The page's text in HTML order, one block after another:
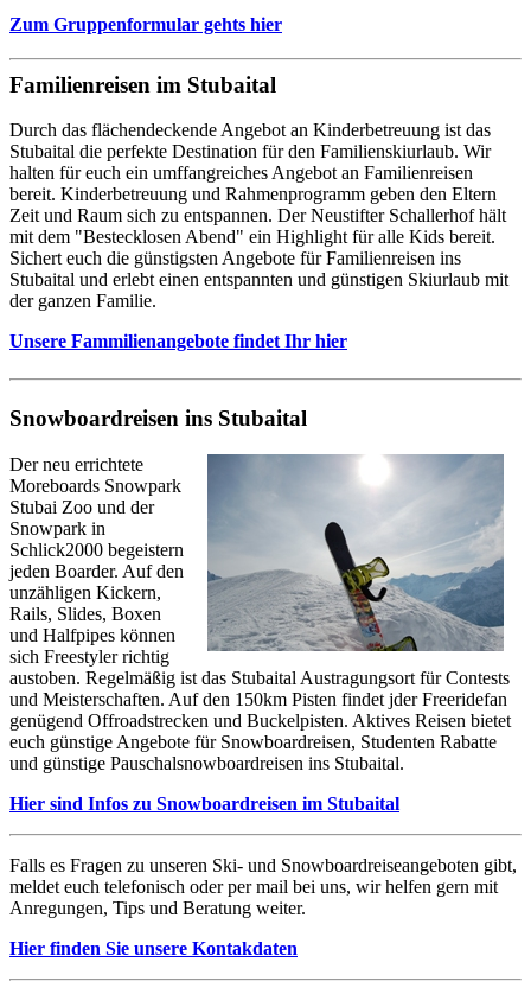
Zum Gruppenformular gehts hier
Familienreisen im Stubaital
Durch das flächendeckende Angebot an Kinderbetreuung ist das
Stubaital die perfekte Destination für den Familienskiurlaub. Wir
halten für euch ein umffangreiches Angebot an Familienreisen
bereit. Kinderbetreuung und Rahmenprogramm geben den Eltern
Zeit und Raum sich zu entspannen. Der Neustifter Schallerhof hält
mit dem "Bestecklosen Abend" ein Highlight für alle Kids bereit.
Sichert euch die günstigsten Angebote für Familienreisen ins
Stubaital und erlebt einen entspannten und günstigen Skiurlaub mit
der ganzen Familie.
Unsere Fammilienangebote findet Ihr hier
Snowboardreisen ins Stubaital
Der neu errichtete
Moreboards Snowpark
Stubai Zoo und der
Snowpark in
Schlick2000 begeistern
jeden Boarder. Auf den
unzähligen Kickern,
Rails, Slides, Boxen
und Halfpipes können
sich Freestyler richtig
austoben. Regelmäßig ist das Stubaital Austragungsort für Contests
und Meisterschaften. Auf den 150km Pisten findet jder Freeridefan
genügend Offroadstrecken und Buckelpisten. Aktives Reisen bietet
euch günstige Angebote für Snowboardreisen, Studenten Rabatte
und günstige Pauschalsnowboardreisen ins Stubaital.
Hier sind Infos zu Snowboardreisen im Stubaital
Falls es Fragen zu unseren Ski- und Snowboardreiseangeboten gibt,
meldet euch telefonisch oder per mail bei uns, wir helfen gern mit
Anregungen, Tips und Beratung weiter.
Hier finden Sie unsere Kontakdaten